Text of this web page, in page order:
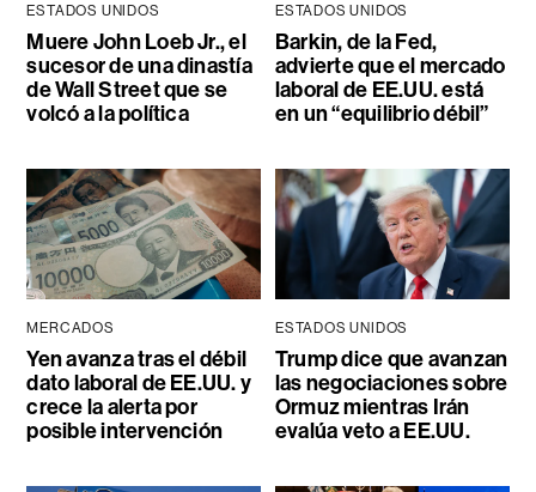
ESTADOS UNIDOS
Muere John Loeb Jr., el
sucesor de una dinastía
de Wall Street que se
volcó a la política
ESTADOS UNIDOS
Barkin, de la Fed,
advierte que el mercado
laboral de EE.UU. está
en un “equilibrio débil”
MERCADOS
Yen avanza tras el débil
dato laboral de EE.UU. y
crece la alerta por
posible intervención
ESTADOS UNIDOS
Trump dice que avanzan
las negociaciones sobre
Ormuz mientras Irán
evalúa veto a EE.UU.